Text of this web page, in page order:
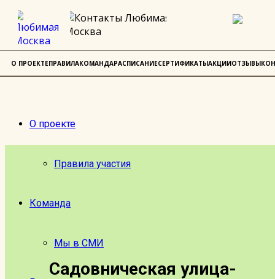
О проекте
Правила участия
Команда
Мы в СМИ
Садовническая улица-
О ПРОЕКТЕПРАВИЛАКОМАНДАРАСПИСАНИЕСЕРТИФИКАТЫАКЦИИОТЗЫВЫ